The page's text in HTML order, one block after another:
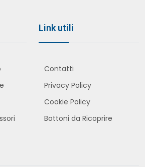
Link utili
Contatti
Privacy Policy
Cookie Policy
Bottoni da Ricoprire